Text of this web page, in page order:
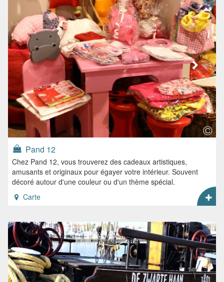
Pand 12
Chez Pand 12, vous trouverez des cadeaux artistiques,
amusants et originaux pour égayer votre intérieur. Souvent
décoré autour d'une couleur ou d'un thème spécial.
Carte